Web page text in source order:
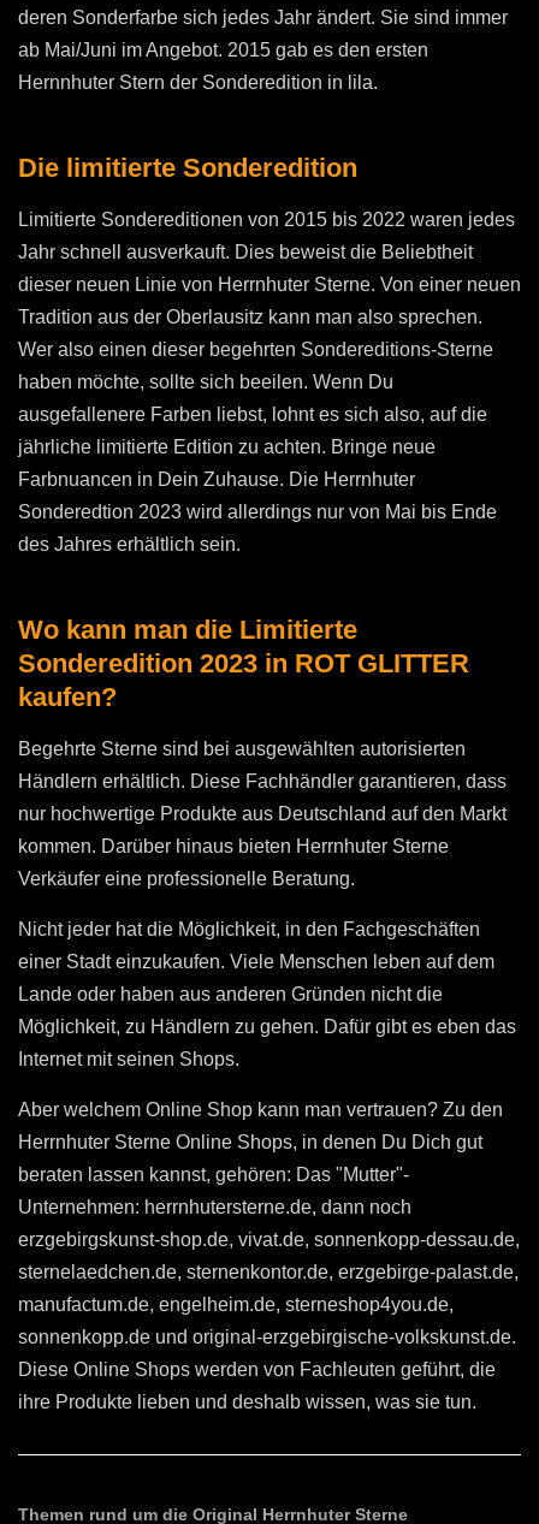
deren Sonderfarbe sich jedes Jahr ändert. Sie sind immer
ab Mai/Juni im Angebot. 2015 gab es den ersten
Hernnhuter Stern der Sonderedition in lila.
Die limitierte Sonderedition
Limitierte Sondereditionen von 2015 bis 2022 waren jedes
Jahr schnell ausverkauft. Dies beweist die Beliebtheit
dieser neuen Linie von Herrnhuter Sterne. Von einer neuen
Tradition aus der Oberlausitz kann man also sprechen.
Wer also einen dieser begehrten Sondereditions-Sterne
haben möchte, sollte sich beeilen. Wenn Du
ausgefallenere Farben liebst, lohnt es sich also, auf die
jährliche limitierte Edition zu achten. Bringe neue
Farbnuancen in Dein Zuhause. Die Herrnhuter
Sonderedtion 2023 wird allerdings nur von Mai bis Ende
des Jahres erhältlich sein.
Wo kann man die Limitierte
Sonderedition 2023 in ROT GLITTER
kaufen?
Begehrte Sterne sind bei ausgewählten autorisierten
Händlern erhältlich. Diese Fachhändler garantieren, dass
nur hochwertige Produkte aus Deutschland auf den Markt
kommen. Darüber hinaus bieten Herrnhuter Sterne
Verkäufer eine professionelle Beratung.
Nicht jeder hat die Möglichkeit, in den Fachgeschäften
einer Stadt einzukaufen. Viele Menschen leben auf dem
Lande oder haben aus anderen Gründen nicht die
Möglichkeit, zu Händlern zu gehen. Dafür gibt es eben das
Internet mit seinen Shops.
Aber welchem Online Shop kann man vertrauen? Zu den
Herrnhuter Sterne Online Shops, in denen Du Dich gut
beraten lassen kannst, gehören: Das "Mutter"-
Unternehmen: herrnhutersterne.de, dann noch
erzgebirgskunst-shop.de, vivat.de, sonnenkopp-dessau.de,
sternelaedchen.de, sternenkontor.de, erzgebirge-palast.de,
manufactum.de, engelheim.de, sterneshop4you.de,
sonnenkopp.de und original-erzgebirgische-volkskunst.de.
Diese Online Shops werden von Fachleuten geführt, die
ihre Produkte lieben und deshalb wissen, was sie tun.
Themen rund um die Original Herrnhuter Sterne